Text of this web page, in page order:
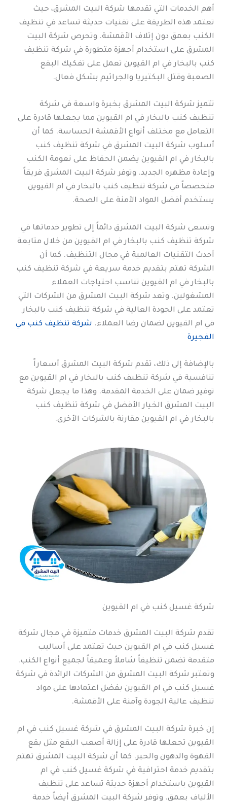
أهم الخدمات التي تقدمها شركة البيت المشرق، حيث
تعتمد هذه الطريقة على تقنيات حديثة تساعد في تنظيف
الكنب بعمق دون إتلاف الأقمشة. وتحرص شركة البيت
المشرق على استخدام أجهزة متطورة في شركة تنظيف
كنب بالبخار في ام القيوين تعمل على تفكيك البقع
الصعبة وقتل البكتيريا والجراثيم بشكل فعال.
تتميز شركة البيت المشرق بخبرة واسعة في شركة
تنظيف كنب بالبخار في ام القيوين مما يجعلها قادرة على
التعامل مع مختلف أنواع الأقمشة الحساسة. كما أن
أسلوب شركة البيت المشرق في شركة تنظيف كنب
بالبخار في ام القيوين يضمن الحفاظ على نعومة الكنب
وإعادة مظهره الجديد. وتوفر شركة البيت المشرق فريقاً
متخصصاً في شركة تنظيف كنب بالبخار في ام القيوين
يستخدم أفضل المواد الآمنة على الصحة.
وتسعى شركة البيت المشرق دائماً إلى تطوير خدماتها في
شركة تنظيف كنب بالبخار في ام القيوين من خلال متابعة
أحدث التقنيات العالمية في مجال التنظيف. كما أن
الشركة تهتم بتقديم خدمة سريعة في شركة تنظيف كنب
بالبخار في ام القيوين تناسب احتياجات العملاء
المشغولين. وتعد شركة البيت المشرق من الشركات التي
تعتمد على الجودة العالية في شركة تنظيف كنب بالبخار
في ام القيوين لضمان رضا العملاء. شركة تنظيف كنب في
الفجيرة
بالإضافة إلى ذلك، تقدم شركة البيت المشرق أسعاراً
تنافسية في شركة تنظيف كنب بالبخار في ام القيوين مع
توفير ضمان على الخدمة المقدمة. وهذا ما يجعل شركة
البيت المشرق الخيار الأفضل في شركة تنظيف كنب
بالبخار في ام القيوين مقارنة بالشركات الأخرى.
شركة غسيل كنب في ام القيوين
تقدم شركة البيت المشرق خدمات متميزة في مجال شركة
غسيل كنب في ام القيوين حيث تعتمد على أساليب
متقدمة تضمن تنظيفاً شاملاً وعميقاً لجميع أنواع الكنب.
وتعتبر شركة البيت المشرق من الشركات الرائدة في شركة
غسيل كنب في ام القيوين بفضل اعتمادها على مواد
تنظيف عالية الجودة وآمنة على الأقمشة.
إن خبرة شركة البيت المشرق في شركة غسيل كنب في ام
القيوين تجعلها قادرة على إزالة أصعب البقع مثل بقع
القهوة والدهون والحبر. كما أن شركة البيت المشرق تهتم
بتقديم خدمة احترافية في شركة غسيل كنب في ام
القيوين باستخدام أجهزة حديثة تساعد على تنظيف
الألياف بعمق. وتوفر شركة البيت المشرق أيضاً خدمة